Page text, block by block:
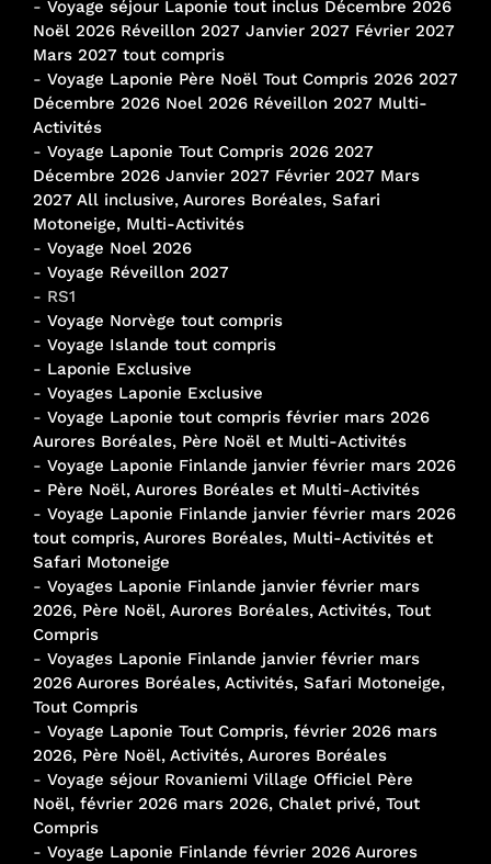
- Voyage séjour Laponie tout inclus Décembre 2026
Noël 2026 Réveillon 2027 Janvier 2027 Février 2027
Mars 2027 tout compris
- Voyage Laponie Père Noël Tout Compris 2026 2027
Décembre 2026 Noel 2026 Réveillon 2027 Multi-
Activités
- Voyage Laponie Tout Compris 2026 2027
Décembre 2026 Janvier 2027 Février 2027 Mars
2027 All inclusive, Aurores Boréales, Safari
Motoneige, Multi-Activités
- Voyage Noel 2026
- Voyage Réveillon 2027
- RS1
- Voyage Norvège tout compris
- Voyage Islande tout compris
- Laponie Exclusive
- Voyages Laponie Exclusive
- Voyage Laponie tout compris février mars 2026
Aurores Boréales, Père Noël et Multi-Activités
- Voyage Laponie Finlande janvier février mars 2026
- Père Noël, Aurores Boréales et Multi-Activités
- Voyage Laponie Finlande janvier février mars 2026
tout compris, Aurores Boréales, Multi-Activités et
Safari Motoneige
- Voyages Laponie Finlande janvier février mars
2026, Père Noël, Aurores Boréales, Activités, Tout
Compris
- Voyages Laponie Finlande janvier février mars
2026 Aurores Boréales, Activités, Safari Motoneige,
Tout Compris
- Voyage Laponie Tout Compris, février 2026 mars
2026, Père Noël, Activités, Aurores Boréales
- Voyage séjour Rovaniemi Village Officiel Père
Noël, février 2026 mars 2026, Chalet privé, Tout
Compris
- Voyage Laponie Finlande février 2026 Aurores